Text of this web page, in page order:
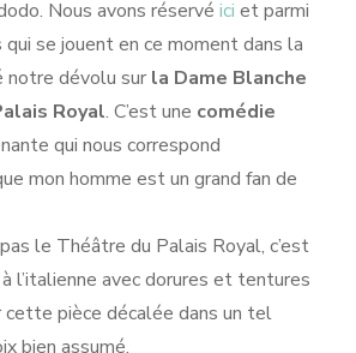
Nous avons réservé ici et parmi
se jouent en ce moment dans la
notre dévolu sur la Dame Blanche
Royal. C’est une comédie
qui nous correspond
mon homme est un grand fan de
le Théâtre du Palais Royal, c’est
l’italienne avec dorures et tentures
cette pièce décalée dans un tel
bien assumé.